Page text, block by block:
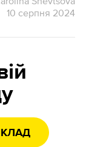
10 серпня 2024